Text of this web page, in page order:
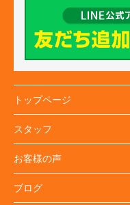
トップページ
スタッフ
お客様の声
ブログ